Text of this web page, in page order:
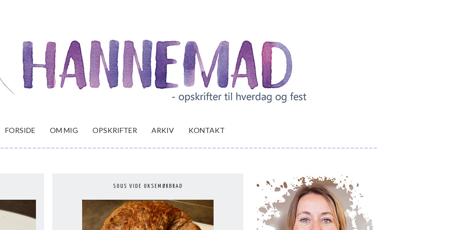
FORSIDE OM MIG OPSKRIFTER ARKIV KONTAKT
SOUS VIDE OKSEMØRBRAD